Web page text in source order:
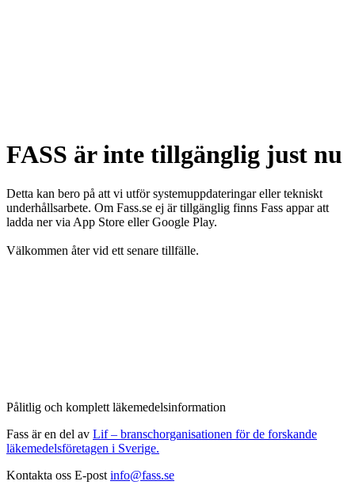
FASS är inte tillgänglig just nu
Detta kan bero på att vi utför systemuppdateringar eller tekniskt
underhållsarbete. Om Fass.se ej är tillgänglig finns Fass appar att
ladda ner via App Store eller Google Play.
Välkommen åter vid ett senare tillfälle.
Pålitlig och komplett läkemedelsinformation
Fass är en del av Lif – branschorganisationen för de forskande
läkemedelsföretagen i Sverige.
Kontakta oss E-post info@fass.se